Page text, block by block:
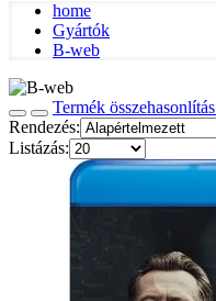
home
Gyártók
B-web
Termék összehasonlítás
Rendezés:
Listázás: